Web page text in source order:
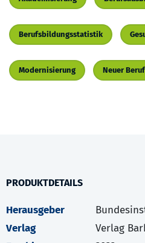
Berufsbildungsstatistik
Modernisierung Neuer Beruf
PRODUKTDETAILS
Herausgeber
Verlag
Verlag